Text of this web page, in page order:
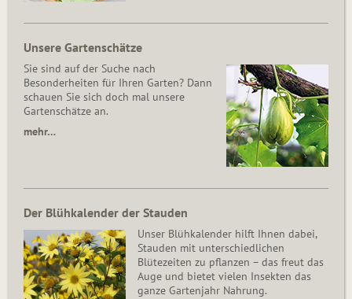
Unsere Gartenschätze
Sie sind auf der Suche nach
Besonderheiten für Ihren Garten? Dann
schauen Sie sich doch mal unsere
Gartenschätze an.
mehr…
Der Blühkalender der Stauden
Unser Blühkalender hilft Ihnen dabei,
Stauden mit unterschiedlichen
Blütezeiten zu pflanzen – das freut das
Auge und bietet vielen Insekten das
ganze Gartenjahr Nahrung.